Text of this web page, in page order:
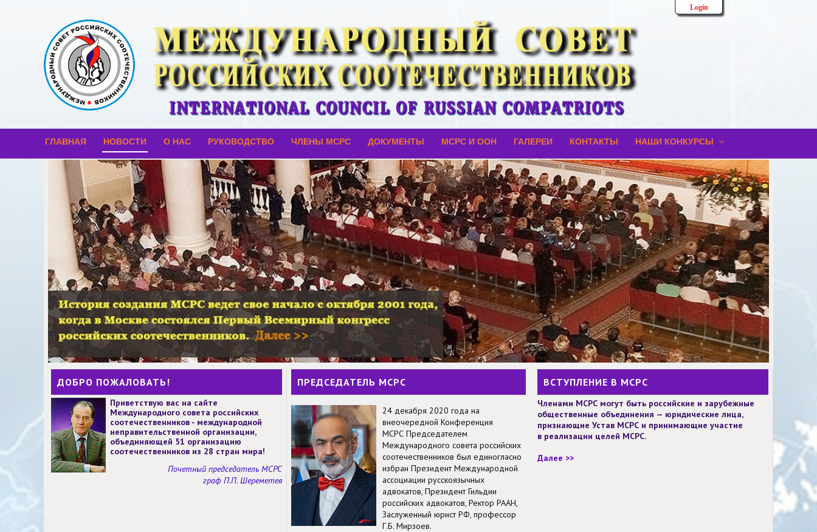
Login
ГЛАВНАЯ НОВОСТИ О НАС РУКОВОДСТВО ЧЛЕНЫ МСРС ДОКУМЕНТЫ МСРС И ООН ГАЛЕРЕИ КОНТАКТЫ НАШИ КОНКУРСЫ
ДОБРО ПОЖАЛОВАТЬ!
Приветствую вас на сайте
Международного совета российских
соотечественников - международной
неправительственной организации,
объединяющей 51 организацию
соотечественников из 28 стран мира!
Почетный председатель МСРС
граф П.П. Шереметев
ПРЕДСЕДАТЕЛЬ МСРС
24 декабря 2020 года на
внеочередной Конференция
МСРС Председателем
Международного совета российских
соотечественников был единогласно
избран Президент Международной
ассоциации русскоязычных
адвокатов, Президент Гильдии
российских адвокатов, Ректор РААН,
Заслуженный юрист РФ, профессор
Г.Б. Мирзоев.
ВСТУПЛЕНИЕ В МСРС
Членами МСРС могут быть российские и зарубежные
общественные объединения — юридические лица,
признающие Устав МСРС и принимающие участие
в реализации целей МСРС.
Далее >>